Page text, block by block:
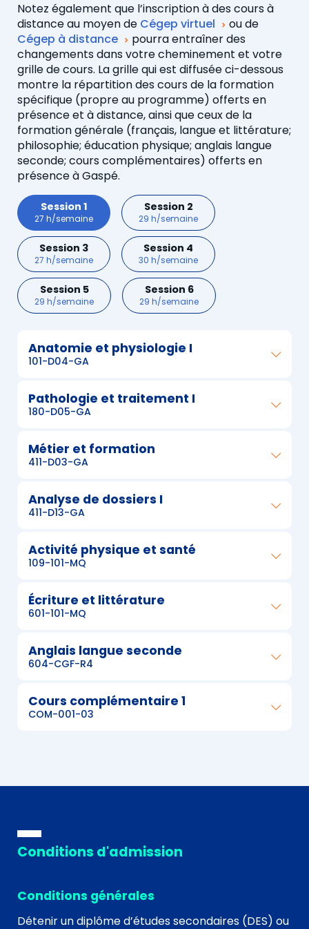
Notez également que l’inscription à des cours à
distance au moyen de Cégep virtuel
ou de
Cégep à distance
pourra entraîner des
changements dans votre cheminement et votre
grille de cours. La grille qui est diffusée ci-dessous
montre la répartition des cours de la formation
spécifique (propre au programme) offerts en
présence et à distance, ainsi que ceux de la
formation générale (français, langue et littérature;
philosophie; éducation physique; anglais langue
seconde; cours complémentaires) offerts en
présence à Gaspé.
Session 1
27 h/semaine
Session 2
29 h/semaine
Session 3
27 h/semaine
Session 4
30 h/semaine
Session 5
29 h/semaine
Session 6
29 h/semaine
Anatomie et physiologie I
101-D04-GA
Pathologie et traitement I
180-D05-GA
Métier et formation
411-D03-GA
Analyse de dossiers I
411-D13-GA
Activité physique et santé
109-101-MQ
Écriture et littérature
601-101-MQ
Anglais langue seconde
604-CGF-R4
Cours complémentaire 1
COM-001-03
Conditions d'admission
Conditions générales
Détenir un diplôme d’études secondaires (DES) ou